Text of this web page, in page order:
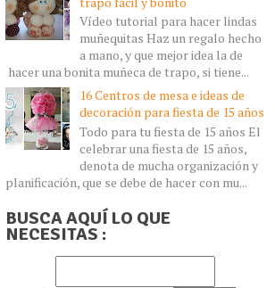
Vídeo tutorial para hacer lindas
muñequitas Haz un regalo hecho
a mano, y que mejor idea la de
hacer una bonita muñeca de trapo, si tiene...
16 Centros de mesa e ideas de
decoración para fiesta de 15 años
Todo para tu fiesta de 15 años El
celebrar una fiesta de 15 años,
denota de mucha organización y
planificación, que se debe de hacer con mu...
BUSCA AQUÍ LO QUE
NECESITAS :